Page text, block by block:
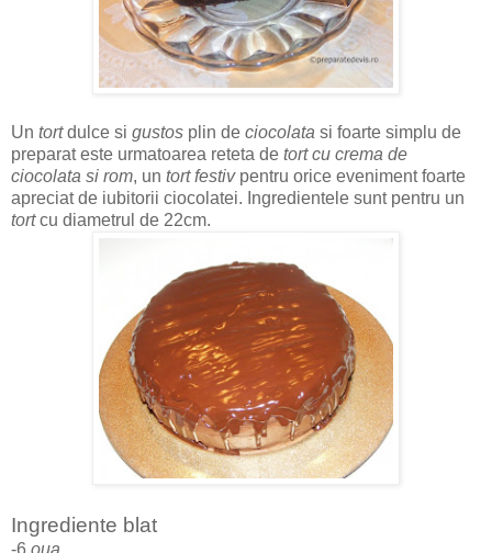
Un tortdulce si gustos plin de ciocolata si foarte simplu de
preparat este urmatoarea reteta de tort cu crema de
ciocolata si rom, un tort festivpentru orice eveniment foarte
apreciat de iubitorii ciocolatei. Ingredientele sunt pentru un
tortcu diametrul de 22cm.
Ingrediente blat
-6 oua